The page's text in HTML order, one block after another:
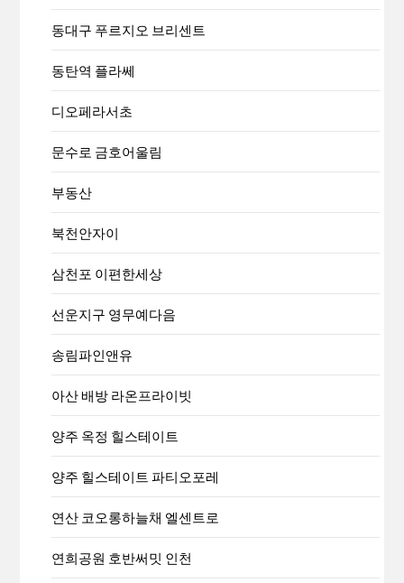
동대구 푸르지오 브리센트
동탄역 플라쎄
디오페라서초
문수로 금호어울림
부동산
북천안자이
삼천포 이편한세상
선운지구 영무예다음
송림파인앤유
아산 배방 라온프라이빗
양주 옥정 힐스테이트
양주 힐스테이트 파티오포레
연산 코오롱하늘채 엘센트로
연희공원 호반써밋 인천